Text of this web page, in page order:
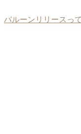
バルーンリリースっ